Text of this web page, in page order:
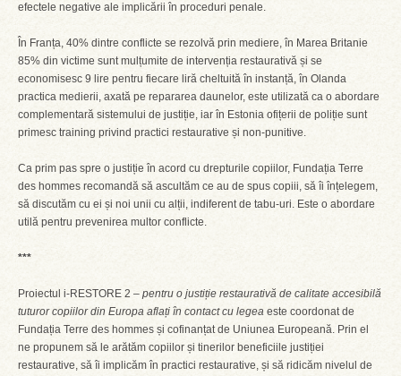
efectele negative ale implicării în proceduri penale.
În Franța, 40% dintre conflicte se rezolvă prin mediere, în Marea Britanie
85% din victime sunt mulțumite de intervenția restaurativă și se
economisesc 9 lire pentru fiecare liră cheltuită în instanță, în Olanda
practica medierii, axată pe repararea daunelor, este utilizată ca o abordare
complementară sistemului de justiție, iar în Estonia ofițerii de poliție sunt
primesc training privind practici restaurative și non-punitive.
Ca prim pas spre o justiție în acord cu drepturile copiilor, Fundația Terre
des hommes recomandă să ascultăm ce au de spus copiii, să îi înțelegem,
să discutăm cu ei și noi unii cu alții, indiferent de tabu-uri. Este o abordare
utilă pentru prevenirea multor conflicte.
***
Proiectul i-RESTORE 2 – pentru o justiție restaurativă de calitate accesibilă
tuturor copiilor din Europa aflați în contact cu legea este coordonat de
Fundația Terre des hommes și cofinanțat de Uniunea Europeană. Prin el
ne propunem să le arătăm copiilor și tinerilor beneficiile justiției
restaurative, să îi implicăm în practici restaurative, și să ridicăm nivelul de